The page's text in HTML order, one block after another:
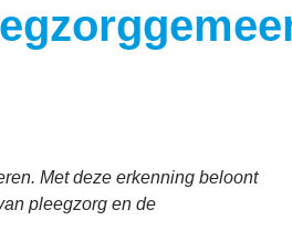
Met deze erkenning beloont
pleegzorg en de